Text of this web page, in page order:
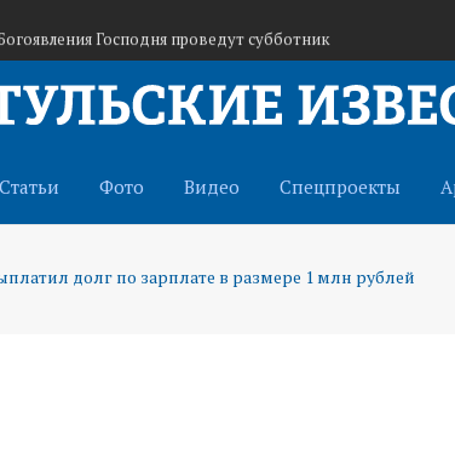
Господня проведут субботник
в отряд «БАРС-Тула» для защиты от БПЛА
Статьи Фото Видео Спецпроекты
долг по зарплате в размере 1 млн рублей